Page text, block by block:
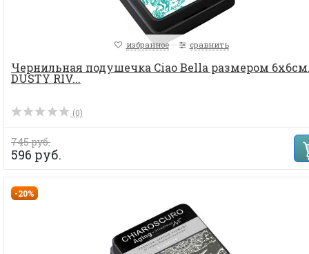
избранное сравнить
Чернильная подушечка Ciao Bella размером
DUSTY RIV...
(0)
745 руб.
596 руб.
-20%